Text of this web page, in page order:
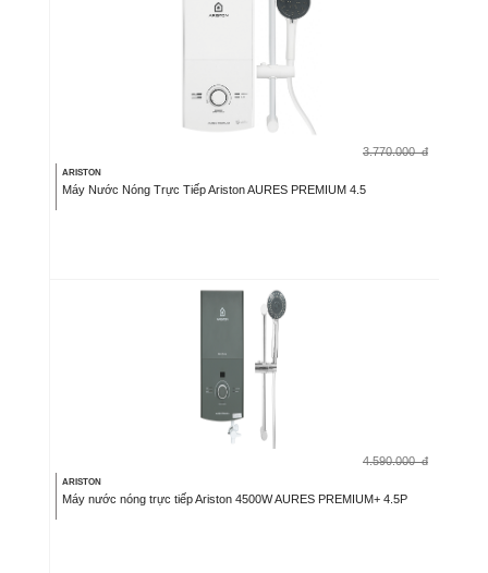
3.770.000 đ
ARISTON
Máy Nước Nóng Trực Tiếp Ariston AURES PREMIUM 4.5
4.590.000 đ
ARISTON
Máy nước nóng trực tiếp Ariston 4500W AURES PREMIUM+ 4.5P